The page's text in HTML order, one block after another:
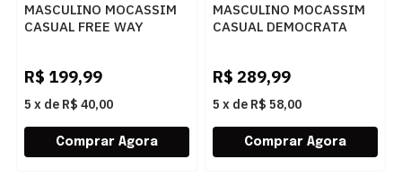
MASCULINO MOCASSIM
CASUAL FREE WAY
R$ 199,99
5 x de R$ 40,00
MASCULINO MOCASSIM
CASUAL DEMOCRATA
R$ 289,99
5 x de R$ 58,00